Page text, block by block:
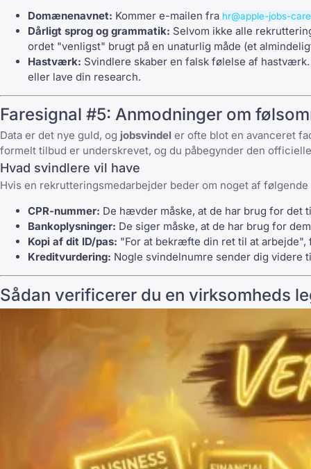
Domænenavnet: Kommer e-mailen fra hr@apple-jobs-
Dårligt sprog og grammatik: Selvom ikke alle
ordet "venligst" brugt på en unaturlig måde (et
Hastværk: Svindlere skaber en falsk følelse af
eller lave din research.
Faresignal #5: Anmodninger om
Data er det nye guld, og jobsvindel er ofte blot en avanceret
formelt tilbud er underskrevet, og du påbegynder den
Hvad svindlere vil have
Hvis en rekrutteringsmedarbejder beder om noget af
CPR-nummer: De hævder måske, at de har brug for det
Bankoplysninger: De siger måske, at de har brug for
Kopi af dit ID/pas: "For at bekræfte din ret til at arbejde",
Kreditvurdering: Nogle svindelnumre sender dig
Sådan verificerer du en virksomheds